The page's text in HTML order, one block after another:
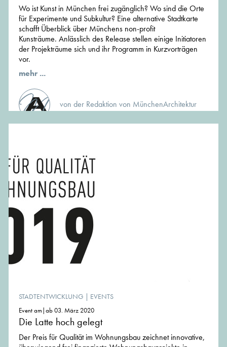
Wo ist Kunst in München frei zugänglich? Wo sind die Orte
für Experimente und Subkultur? Eine alternative Stadtkarte
schafft Überblick über Münchens non-profit
Kunsträume. Anlässlich des Release stellen einige Initiatoren
der Projekträume sich und ihr Programm in Kurzvorträgen
vor.
mehr ...
von der Redaktion von MünchenArchitektur
STADTENTWICKLUNG | EVENTS
Event am|ab 03. März 2020
Die Latte hoch gelegt
Der Preis für Qualität im Wohnungsbau zeichnet innovative,